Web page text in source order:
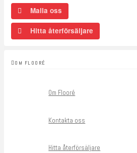
Maila oss
Hitta återförsäljare
OM FLOORÉ
Om Flooré
Kontakta oss
Hitta återförsäljare